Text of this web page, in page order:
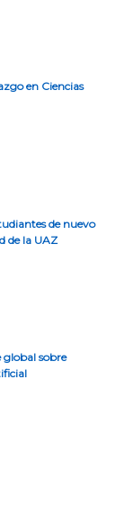
en Ciencias
de nuevo
de la UAZ
global sobre